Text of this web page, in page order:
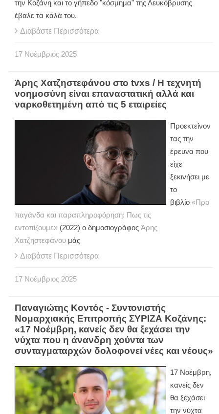
την Κοζάνη και το γήπεδο "κόσμημα" της Λευκόβρυσης
έβαλε τα καλά του.
Διαβάστε Περισσότερα
17 Νοέμβριος 2025
Άρης Χατζηστεφάνου στο tvxs / Η τεχνητή
νοημοσύνη είναι επαναστατική αλλά και
ναρκοθετημένη από τις 5 εταιρείες
Προεκτείνον
τας την
έρευνα που
είχε
ξεκινήσει με
το
βιβλίο «Προ
παγάνδα και παραπληροφόρηση: Πως τις
εντοπίζουμε» (2022) ο δημοσιογράφος Άρης
Χατζηστεφάνου μάς
Διαβάστε Περισσότερα
17 Νοέμβριος 2025
Παναγιώτης Κοντός - Συντονιστής
Νομαρχιακής Επιτροπής ΣΥΡΙΖΑ Κοζάνης:
«17 Νοέμβρη, κανείς δεν θα ξεχάσει την
νύχτα που η άνανδρη χούντα των
συνταγματαρχών δολοφονεί νέες και νέους»
17 Νοέμβρη,
κανείς δεν
θα ξεχάσει
την νύχτα